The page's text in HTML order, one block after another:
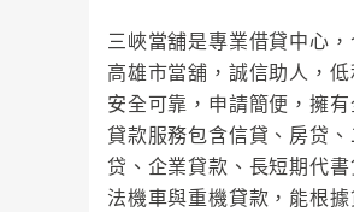
三峽當舖是專業借貸中心
高雄市當舖，誠信助人，低
安全可靠，申請簡便，擁
貸款服務包含信貸、房贷
贷、企業貸款、長短期代
法機車與重機貸款，能根